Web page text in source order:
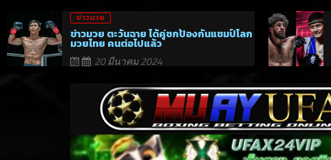
ข่าวมวย
ข่าวมวย ตะวันฉาย ได้คู่ชกป้องกันแชมป์โลก
มวยไทย คนต่อไปแล้ว
20 มีนาคม 2024